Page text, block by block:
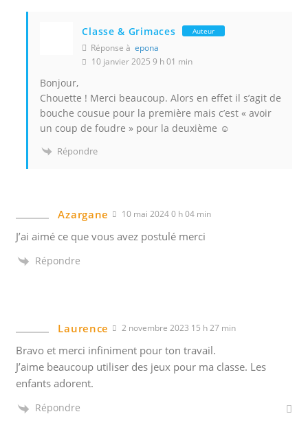
Classe & Grimaces Auteur
Réponse àepona
10 janvier 2025 9 h 01 min
Bonjour,
Chouette ! Merci beaucoup. Alors en effet il s’agit de
bouche cousue pour la première mais c’est « avoir
un coup de foudre » pour la deuxième ☺️
Répondre
Azargane 10 mai 2024 0 h 04 min
J’ai aimé ce que vous avez postulé merci
Répondre
Laurence 2 novembre 2023 15 h 27 min
Bravo et merci infiniment pour ton travail.
J’aime beaucoup utiliser des jeux pour ma classe. Les
enfants adorent.
Répondre